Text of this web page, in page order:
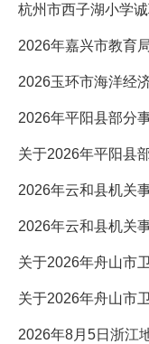
杭州市西子湖小学
2026年平阳县部分
2026年8月5日浙江